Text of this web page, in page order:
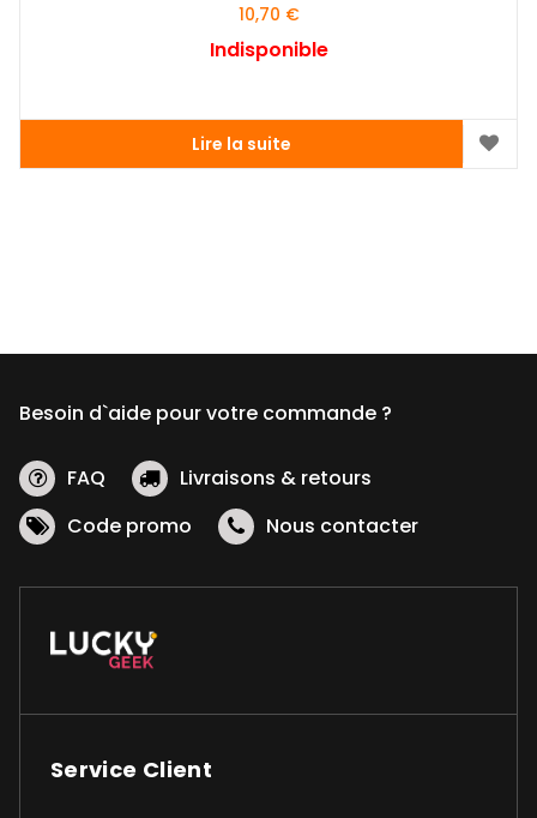
10,70 €
Indisponible
Lire la suite
Besoin d`aide pour votre commande ?
FAQ
Livraisons & retours
Code promo
Nous contacter
Service Client